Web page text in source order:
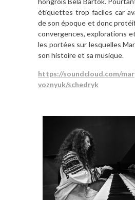
étiquettes trop faciles car
de son époque et donc
convergences, explorations
les portées sur lesquelles
son histoire et sa musique.
https://soundcloud.com/
voznyuk/schedryk